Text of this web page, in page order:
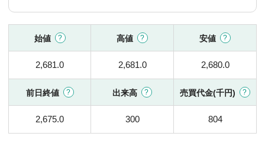
始値 高値 安値
2,681.0 2,681.0 2,680.0
前日終値 出来高 売買代金(千円)
2,675.0 300 804